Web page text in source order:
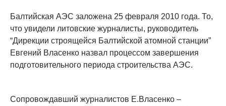
Балтийская АЭС заложена 25 февраля 2010 года. То,
что увидели литовские журналисты, руководитель
“Дирекции строящейся Балтийской атомной станции”
Евгений Власенко назвал процессом завершения
подготовительного периода строительства АЭС.
Сопровождавший журналистов Е.Власенко –